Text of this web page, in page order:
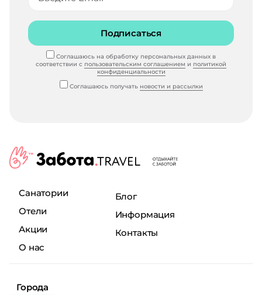
Подписаться
Соглашаюсь на обработку персональных данных в
соответствии с пользовательским соглашением и политикой
конфиденциальности
Соглашаюсь получать новости и рассылки
Санатории
Отели
Акции
О нас
Блог
Информация
Контакты
Города